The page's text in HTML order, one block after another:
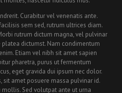
Curabitur vel venenatis ante.
sem sed, rutrum ultrices diam.
rutrum dictum magna, vel pulvinar
dictumst. Nam condimentum
Etiam vel nibh sit amet sapien
pharetra, purus ut fermentum
eget gravida dui ipsum nec dolor.
sit amet posuere massa pulvinar id.
Sed volutpat ante ut urna